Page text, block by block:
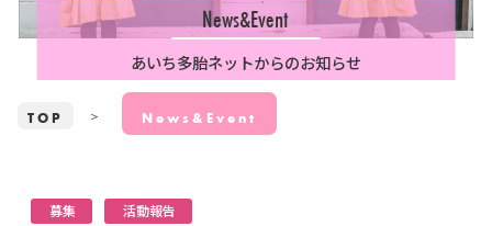
News&Event
あいち多胎ネットからのお知らせ
TOP News&Event
募集 活動報告